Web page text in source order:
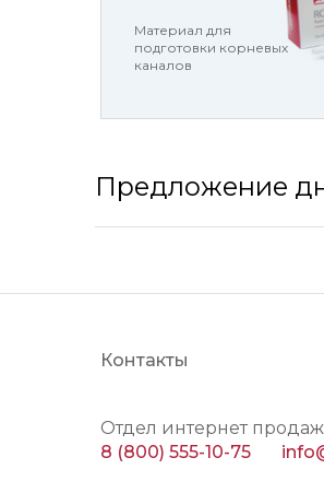
Материал для
подготовки корневых
каналов
Предложение
Контакты
Отдел интернет продаж
8 (800) 555-10-75